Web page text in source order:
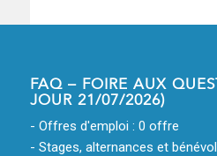
FAQ – FOIRE AUX
JOUR 21/07/2026)
- Offres d'emploi : 0 offre
- Stages, alternances et